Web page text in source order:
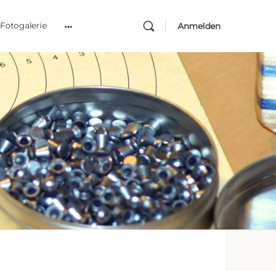
Fotogalerie Anmelden